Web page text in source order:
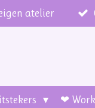
atelier
❤